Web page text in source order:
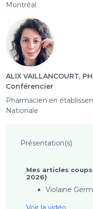
Montréal
ALIX VAILLANCOURT,
Conférencier
Pharmacien en
Nationale
Présentation(s)
Mes articles
2026)
Violaine